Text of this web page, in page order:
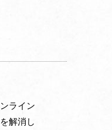
ライン
解消し